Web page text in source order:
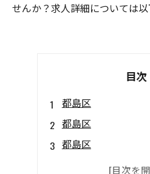
せんか？求人詳細については以
目次
都島区
都島区
都島区